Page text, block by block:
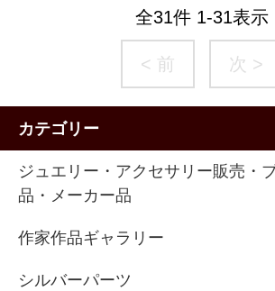
全31件 1-31表示
< 前 次 >
カテゴリー
ジュエリー・アクセサリー販売・
品・メーカー品
作家作品ギャラリー
シルバーパーツ